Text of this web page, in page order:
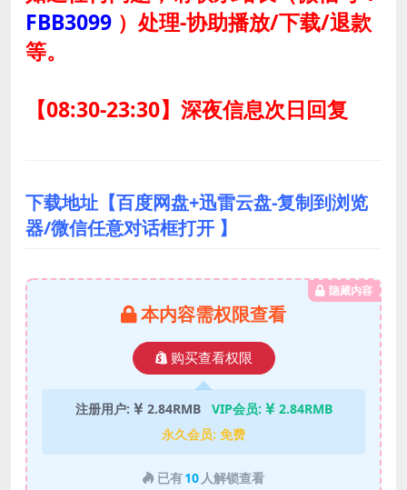
FBB3099 ） 处理-协助播放/下载/退款
等。
【08:30-23:30】深夜信息次日回复
下载地址【百度网盘+迅雷云盘-复制到浏览
器/微信任意对话框打开 】
隐藏内容
本内容需权限查看
购买查看权限
注册用户: 2.84RMB VIP会员:
2.84RMB
永久会员: 免费
已有10 人解锁查看